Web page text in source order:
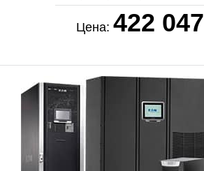
Цена: 422 047